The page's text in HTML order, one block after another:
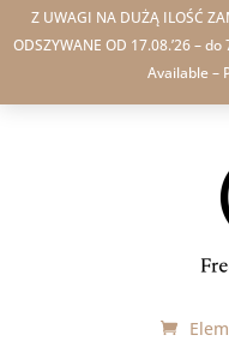
Z UWAGI NA DUŻĄ ILOŚĆ
ODSZYWANE OD 17.08.’26 –
Available –